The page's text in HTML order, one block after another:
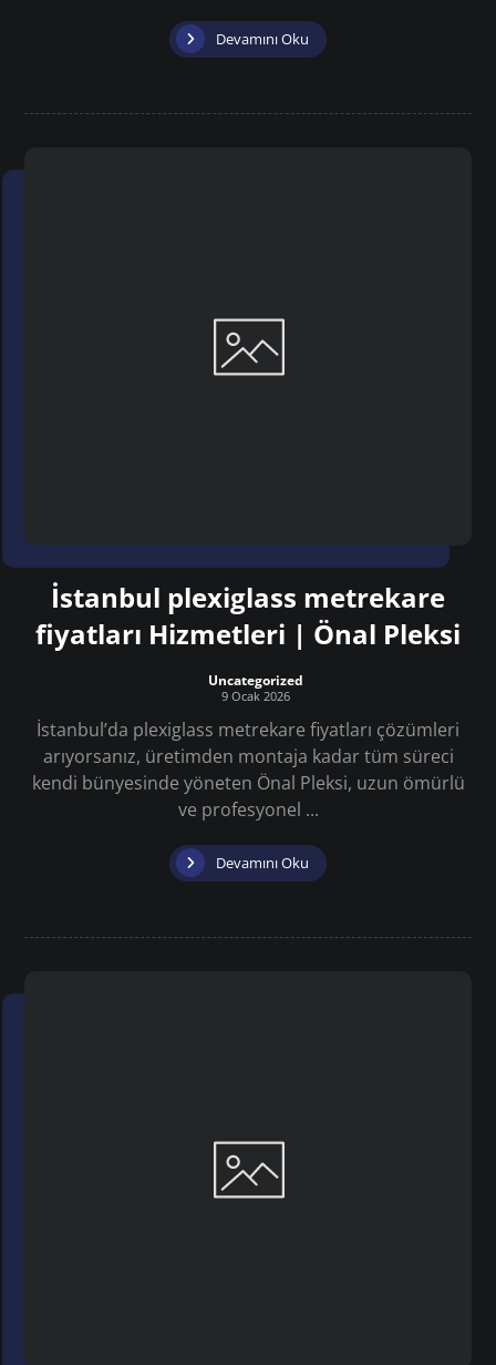
Devamını Oku
İstanbul plexiglass metrekare
fiyatları Hizmetleri | Önal Pleksi
Uncategorized
9 Ocak 2026
İstanbul’da plexiglass metrekare fiyatları çözümleri
arıyorsanız, üretimden montaja kadar tüm süreci
kendi bünyesinde yöneten Önal Pleksi, uzun ömürlü
ve profesyonel ...
Devamını Oku